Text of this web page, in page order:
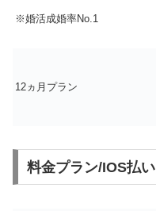
※婚活成婚率No.1
12ヵ月プラン
料金プラン/IOS払い